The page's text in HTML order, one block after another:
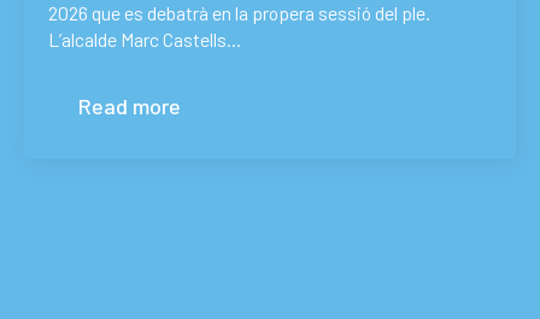
2026 que es debatrà en la propera sessió del ple.
L’alcalde Marc Castells…
Read more